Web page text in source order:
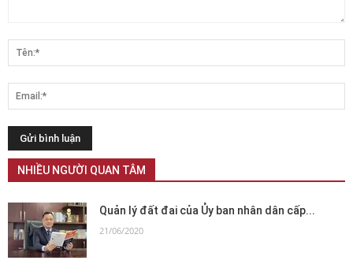
NHIỀU NGƯỜI QUAN TÂM
Quản lý đất đai của Ủy ban nhân dân cấp...
21/06/2020